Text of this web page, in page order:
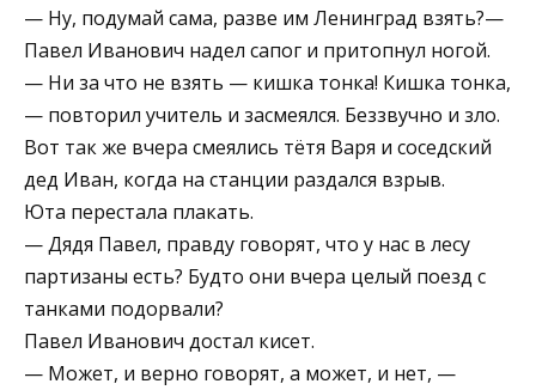
— Ну, подумай сама, разве им Ленинград взять?—
Павел Иванович надел сапог и притопнул ногой.
— Ни за что не взять — кишка тонка! Кишка тонка,
— повторил учитель и засмеялся. Беззвучно и зло.
Вот так же вчера смеялись тётя Варя и соседский
дед Иван, когда на станции раздался взрыв.
Юта перестала плакать.
— Дядя Павел, правду говорят, что у нас в лесу
партизаны есть? Будто они вчера целый поезд с
танками подорвали?
Павел Иванович достал кисет.
— Может, и верно говорят, а может, и нет, —